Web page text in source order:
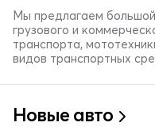
Мы предлагаем
грузового и
транспорта,
видов транспортных
Новые авто